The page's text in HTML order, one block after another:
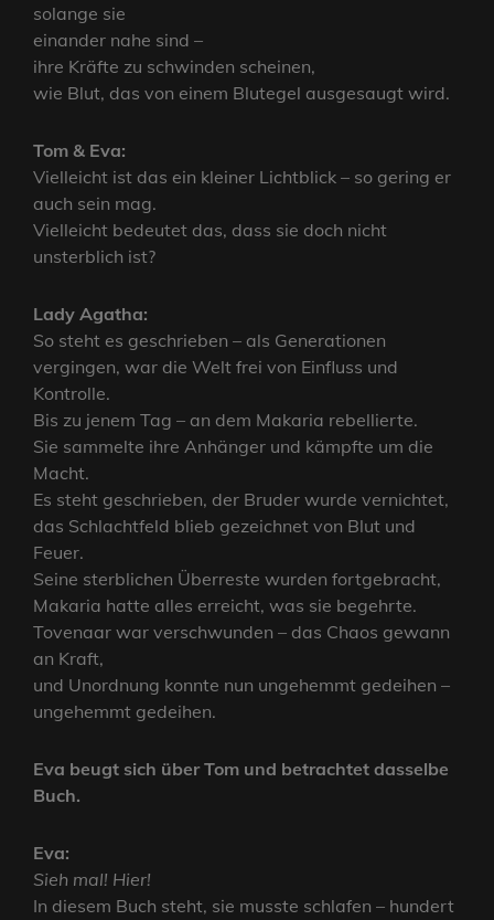
solange sie
einander nahe sind –
ihre Kräfte zu schwinden scheinen,
wie Blut, das von einem Blutegel ausgesaugt wird.
Tom & Eva:
Vielleicht ist das ein kleiner Lichtblick – so gering er
auch sein mag.
Vielleicht bedeutet das, dass sie doch nicht
unsterblich ist?
Lady Agatha:
So steht es geschrieben – als Generationen
vergingen, war die Welt frei von Einfluss und
Kontrolle.
Bis zu jenem Tag – an dem Makaria rebellierte.
Sie sammelte ihre Anhänger und kämpfte um die
Macht.
Es steht geschrieben, der Bruder wurde vernichtet,
das Schlachtfeld blieb gezeichnet von Blut und
Feuer.
Seine sterblichen Überreste wurden fortgebracht,
Makaria hatte alles erreicht, was sie begehrte.
Tovenaar war verschwunden – das Chaos gewann
an Kraft,
und Unordnung konnte nun ungehemmt gedeihen –
ungehemmt gedeihen.
Eva beugt sich über Tom und betrachtet dasselbe
Buch.
Eva:
Sieh mal! Hier!
In diesem Buch steht, sie musste schlafen – hundert